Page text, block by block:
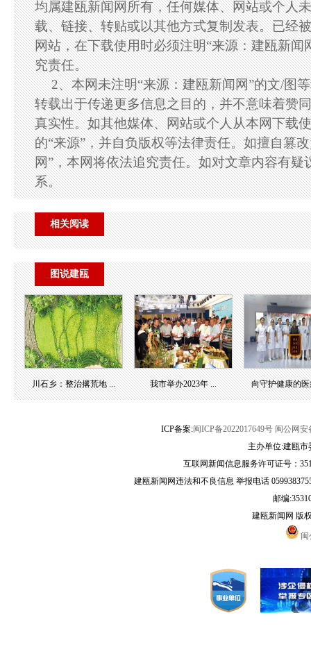
均属建瓯新闻网所有，任何媒体、网站或个人
载、链接、转贴或以其他方式复制发表。已经
网站，在下载使用时必须注明“来源：建瓯新闻
究责任。
2、本网未注明“来源：建瓯新闻网”的文/图
转载出于传递更多信息之目的，并不意味着赞
真实性。如其他媒体、网站或个人从本网下载
的“来源”，并自负版权等法律责任。如擅自篡
网”，本网将依法追究责任。如对文章内容有疑
系。
相关阅读
图说建瓯
川石乡：整治撂荒地 ... 我市举办2023年 ... 向守护健康的医
ICP备案:闽ICP备2022017649号 闽公网安
主办单位:建瓯
互联网新闻信息服务许可证号：
建瓯新闻网违法和不良信息 举报电话
邮编
建瓯新闻网 版
闽